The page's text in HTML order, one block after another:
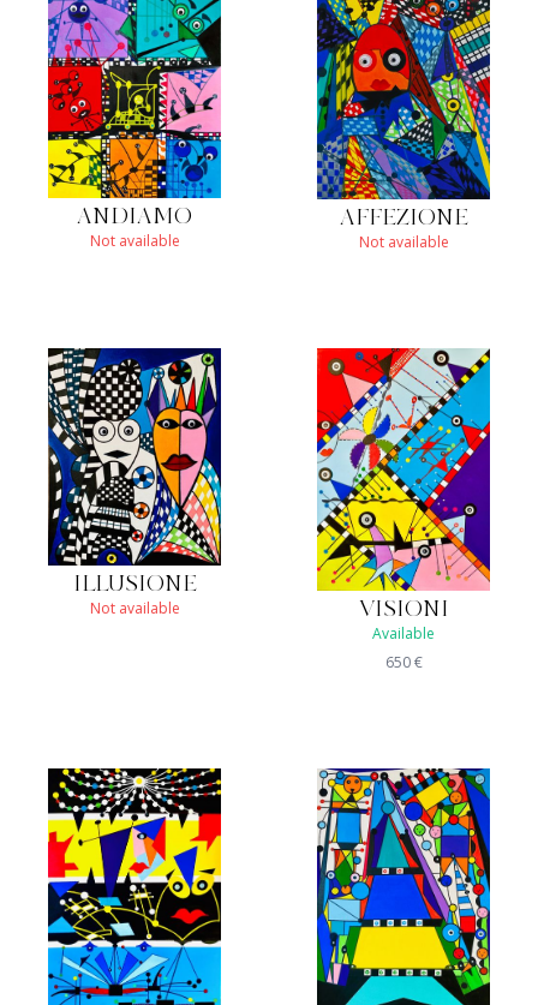
ANDIAMO
Not available
AFFEZIONE
Not available
ILLUSIONE
Not available VISIONI
Available
650€